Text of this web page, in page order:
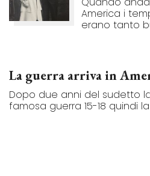
America i
erano tanto
La guerra arriva in
Dopo due anni del sudetto
famosa guerra 15-18 quindi